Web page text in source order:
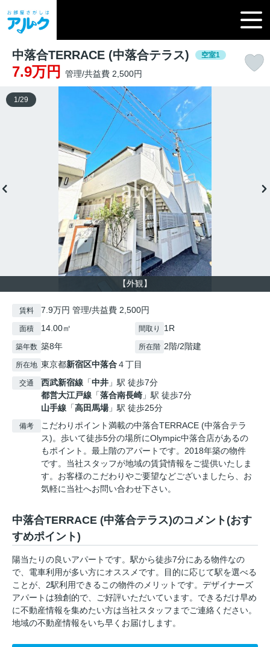
中落合TERRACE (中落合テラス) 空室1
7.9万円 管理/共益費 2,500円
【外観】
1 /29
賃料 7.9万円 管理/共益費 2,500円
面積 14.00㎡ 間取り 1R
築年数 築8年 所在階 2階/2階建
所在地 東京都新宿区中落合４丁目
交通 西武新宿線 「中井 」駅 徒歩7分
都営大江戸線 「落合南長崎 」駅 徒歩7分
山手線 「高田馬場」駅 徒歩25分
備考
こだわりポイント満載の中落合TERRACE (中落合テラ
ス)。歩いて徒歩5分の場所にOlympic中落合店があるの
もポイント。最上階のアパートです。2018年築の物件
です。当社スタッフが地域の賃貸情報をご提供いたしま
す。お客様のこだわりやご要望などございましたら、お
気軽に当社へお問い合わせ下さい。
中落合TERRACE (中落合テラス)のコメント(おす
すめポイント)
陽当たりの良いアパートです。駅から徒歩7分にある物件なの
で、電車利用が多い方にオススメです。目的に応じて駅を選べる
ことが、2駅利用できるこの物件のメリットです。デザイナーズ
アパートは独創的で、ご好評いただいています。できるだけ早め
に不動産情報を集めたい方は当社スタッフまでご連絡ください。
地域の不動産情報をいち早くお届けします。